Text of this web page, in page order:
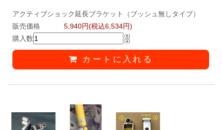
アクティブショック延長ブラケット（ブッシュ無しタイプ）
販売価格
5,940円(税込6,534円)
購入数
カートに入れる